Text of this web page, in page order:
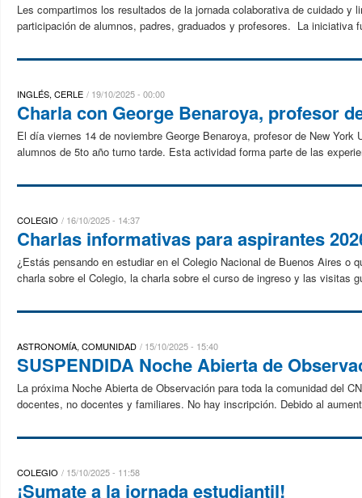
Les compartimos los resultados de la jornada colaborativa de cuidado
participación de alumnos, padres, graduados y profesores. La iniciativa
INGLÉS, CERLE 19/10/2025 - 00:00
Charla con George Benaroya, profesor
El día viernes 14 de noviembre George Benaroya, profesor de New
alumnos de 5to año turno tarde. Esta actividad forma parte de las
COLEGIO 16/10/2025 - 14:37
Charlas informativas para aspirantes
¿Estás pensando en estudiar en el Colegio Nacional de Buenos Aires o
charla sobre el Colegio, la charla sobre el curso de ingreso y las visitas
ASTRONOMÍA, COMUNIDAD 15/10/2025 - 15:40
SUSPENDIDA Noche Abierta de
La próxima Noche Abierta de Observación para toda la comunidad del
docentes, no docentes y familiares. No hay inscripción. Debido al
COLEGIO 15/10/2025 - 11:58
¡Sumate a la jornada estudiantil!